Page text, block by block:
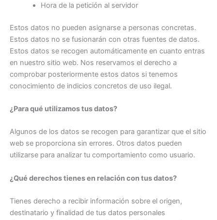
Hora de la petición al servidor
Estos datos no pueden asignarse a personas concretas.
Estos datos no se fusionarán con otras fuentes de datos.
Estos datos se recogen automáticamente en cuanto entras
en nuestro sitio web. Nos reservamos el derecho a
comprobar posteriormente estos datos si tenemos
conocimiento de indicios concretos de uso ilegal.
¿Para qué utilizamos tus datos?
Algunos de los datos se recogen para garantizar que el sitio
web se proporciona sin errores. Otros datos pueden
utilizarse para analizar tu comportamiento como usuario.
¿Qué derechos tienes en relación con tus datos?
Tienes derecho a recibir información sobre el origen,
destinatario y finalidad de tus datos personales